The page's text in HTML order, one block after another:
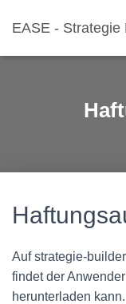
EASE - Strategie
Auf strategie-
findet der
herunterladen